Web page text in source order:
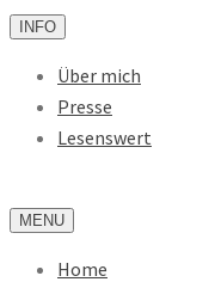
INFO
Über mich
Presse
Lesenswert
MENU
Home